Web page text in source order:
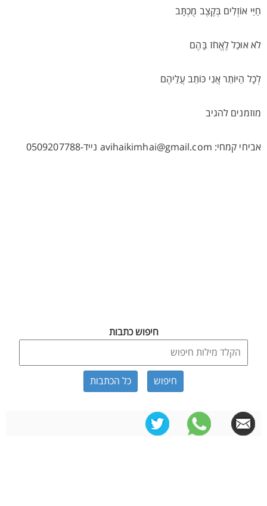
חַיַּי אוֹזְלִים בְּקֶצֶב מֻכְתָּב
לֹא אוּכַל לֶאֱחֹז בָּהֶם
לְכָל הַיּוֹתֵר אֲנִי כּוֹתֵב עֲלֵיהֶם
מוזמנים להגיב
אביחי קמחי: avihaikimhai@gmail.com נייד-0509207788
חיפוש כתבות
כל הכתבות